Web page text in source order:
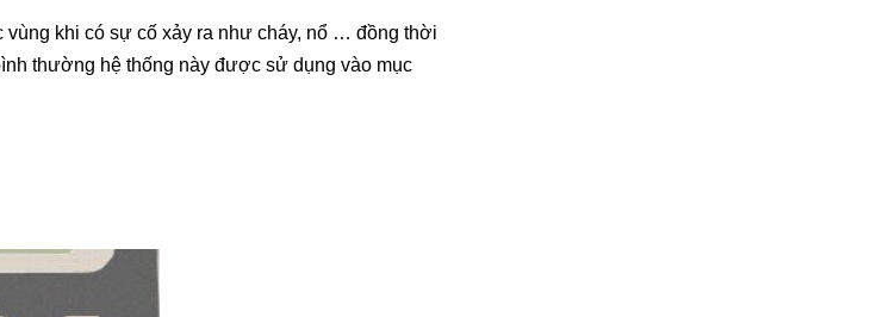
vùng khi có sự cố xảy ra như cháy, nổ … đồng thời
thường hệ thống này được sử dụng vào mục